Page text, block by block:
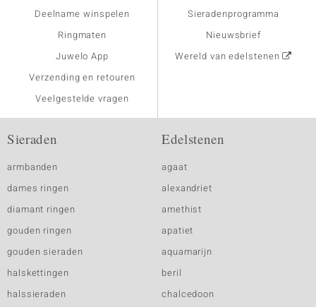
Deelname winspelen
Ringmaten
Juwelo App
Verzending en retouren
Veelgestelde vragen
Sieradenprogramma
Nieuwsbrief
Wereld van edelstenen
Sieraden
armbanden
dames ringen
diamant ringen
gouden ringen
gouden sieraden
halskettingen
halssieraden
Edelstenen
agaat
alexandriet
amethist
apatiet
aquamarijn
beril
chalcedoon